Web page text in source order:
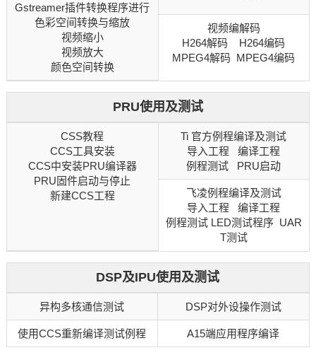
Gstreamer插件转换程序进行
色彩空间转换与缩放
视频缩小
视频放大
颜色空间转换
视频编解码
H264解码 H264编码
MPEG4解码 MPEG4编码
PRU使用及测试
CSS教程
CCS工具安装
CCS中安装PRU编译器
PRU固件启动与停止
新建CCS工程
Ti 官方例程编译及测试
导入工程 编译工程
例程测试 PRU启动
飞凌例程编译及测试
导入工程 编译工程
例程测试 LED测试程序 UAR
T测试
DSP及IPU使用及测试
异构多核通信测试 DSP对外设操作测试
使用CCS重新编译测试例程 A15端应用程序编译